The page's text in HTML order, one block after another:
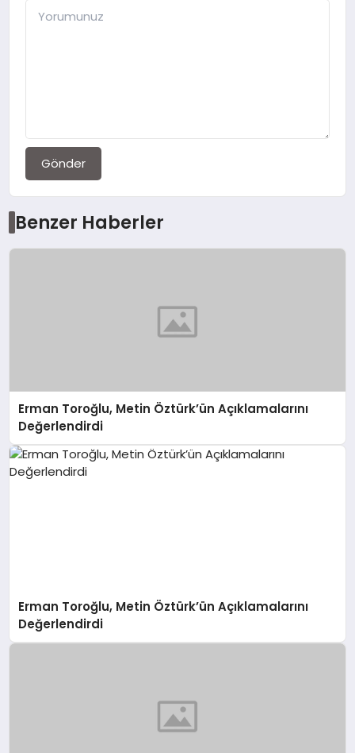
Gönder
Benzer Haberler
Erman Toroğlu, Metin Öztürk’ün Açıklamalarını
Değerlendirdi
Erman Toroğlu, Metin Öztürk’ün Açıklamalarını
Değerlendirdi